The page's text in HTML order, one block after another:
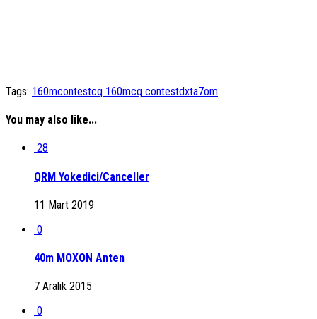
Tags: 160mcontestcq 160mcq contestdxta7om
You may also like...
28
QRM Yokedici/Canceller
11 Mart 2019
0
40m MOXON Anten
7 Aralık 2015
0